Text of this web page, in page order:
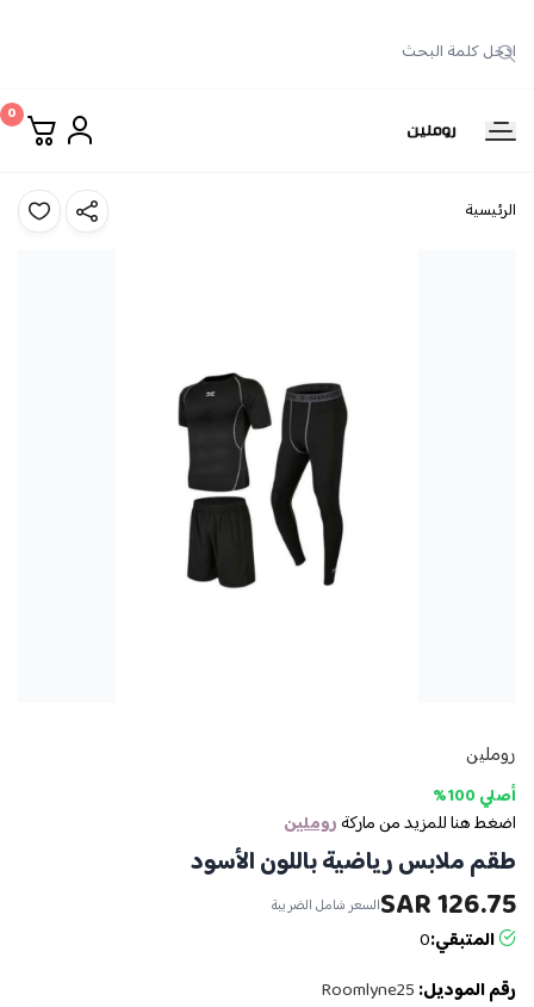
روملين
0
الرئيسية
روملين
أصلي 100%
اضغط هنا للمزيد من ماركةروملين
طقم ملابس رياضية باللون الأسود
126.75 SAR السعر شامل الضريبة
المتبقي:0
رقم الموديل: Roomlyne25